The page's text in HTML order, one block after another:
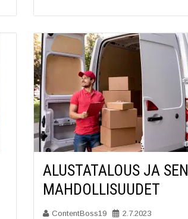
ALUSTATALOUS JA SEN
MAHDOLLISUUDET
ContentBoss19
2.7.2023